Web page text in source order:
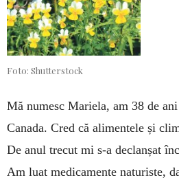
Foto: Shutterstock
Mă numesc Mariela, am 38 de
Canada. Cred că alimentele și
De anul trecut mi s-a de­clanșat
Am luat medicamente natu­riste,